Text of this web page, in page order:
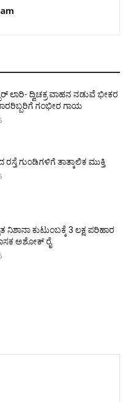
ಲಾರಿ- ದ್ವಿಚಕ್ರ ವಾಹನ ನಡುವೆ ಭೀಕರ
ಗಂಭೀರ ಗಾಯ
ಗುಂಡಿಗಳಿಗೆ ತಾತ್ಕಾಲಿಕ ಮುಕ್ತಿ
ನಿಶಾನಾ ಕುಟುಂಬಕ್ಕೆ 3 ಲಕ್ಷ ಪರಿಹಾರ
ಅಶೋಕ್ ರೈ